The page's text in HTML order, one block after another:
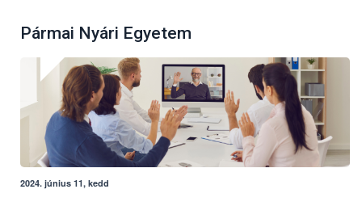
Pármai Nyári Egyetem
2024. június 11, kedd